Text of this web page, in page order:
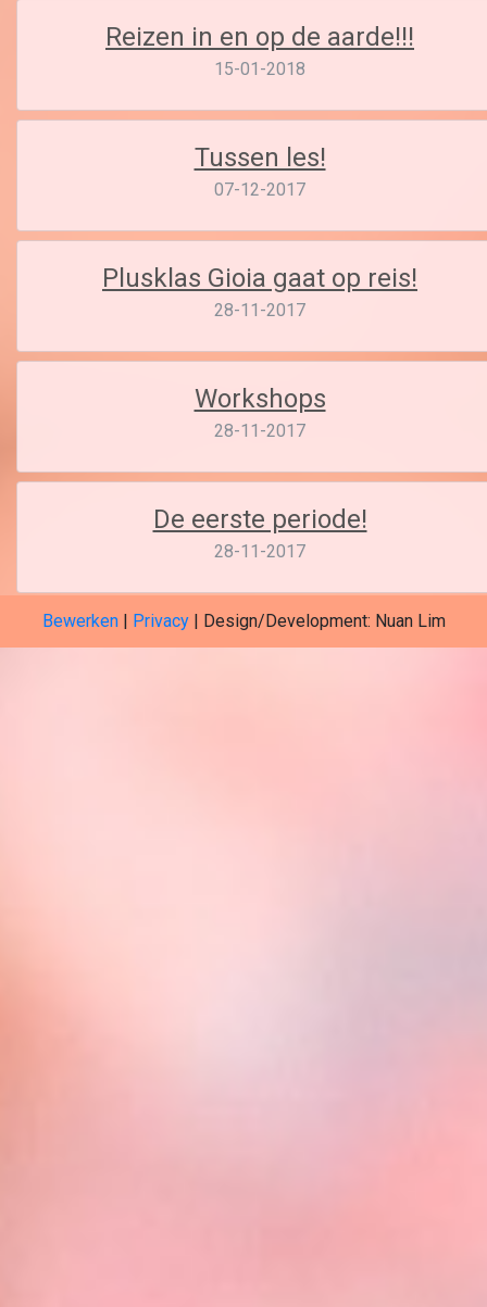
Reizen in en op de aarde!!!
15-01-2018
Tussen les!
07-12-2017
Plusklas Gioia gaat op reis!
28-11-2017
Workshops
28-11-2017
De eerste periode!
28-11-2017
Bewerken| Privacy| Design/Development: Nuan Lim